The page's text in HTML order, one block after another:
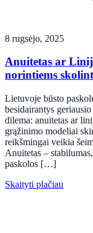
8 rugsėjo, 2025
Anuitetas ar
norintiems
Lietuvoje būsto
besidairantys
dilema: anuitetas ar
grąžinimo modeliai
reikšmingai veikia
Anuitetas –
paskolos […]
Skaityti plačiau